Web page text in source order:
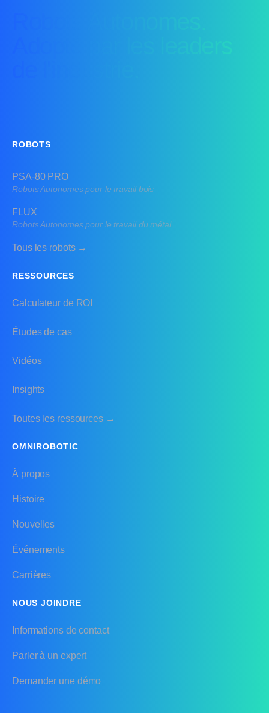
ROBOTS
PSA-80 PRO
Robots Autonomes pour le travail bois
FLUX
Robots Autonomes pour le travail du métal
Tous les robots →
RESSOURCES
Calculateur de ROI
Études de cas
Vidéos
Insights
Toutes les ressources →
OMNIROBOTIC
À propos
Histoire
Nouvelles
Événements
Carrières
NOUS JOINDRE
Informations de contact
Parler à un expert
Demander une démo